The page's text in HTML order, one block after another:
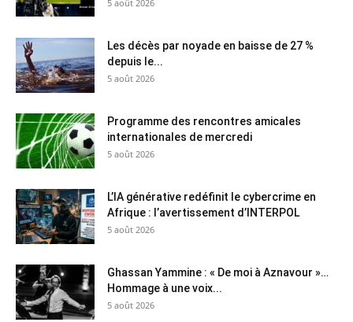
5 août 2026
Les décès par noyade en baisse de 27 %
depuis le...
5 août 2026
Programme des rencontres amicales
internationales de mercredi
5 août 2026
L’IA générative redéfinit le cybercrime en
Afrique : l’avertissement d’INTERPOL
5 août 2026
Ghassan Yammine : « De moi à Aznavour »…
Hommage à une voix...
5 août 2026